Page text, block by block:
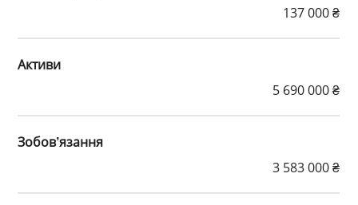
137 000 ₴
Активи
5 690 000 ₴
Зобов’язання
3 583 000 ₴